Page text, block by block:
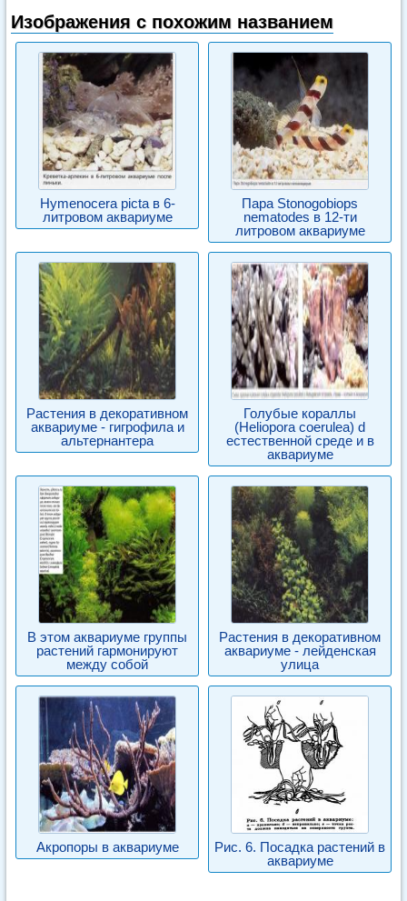
Изображения с похожим названием
Hymenocera picta в 6-
литровом аквариуме
Пара Stonogobiops
nematodes в 12-ти
литровом аквариуме
Растения в декоративном
аквариуме - гигрофила и
альтернантера
Голубые кораллы
(Heliopora coerulea) d
естественной среде и в
аквариуме
В этом аквариуме группы
растений гармонируют
между собой
Растения в декоративном
аквариуме - лейденская
улица
Акропоры в аквариуме
Рис. 6. Посадка растений в
аквариуме